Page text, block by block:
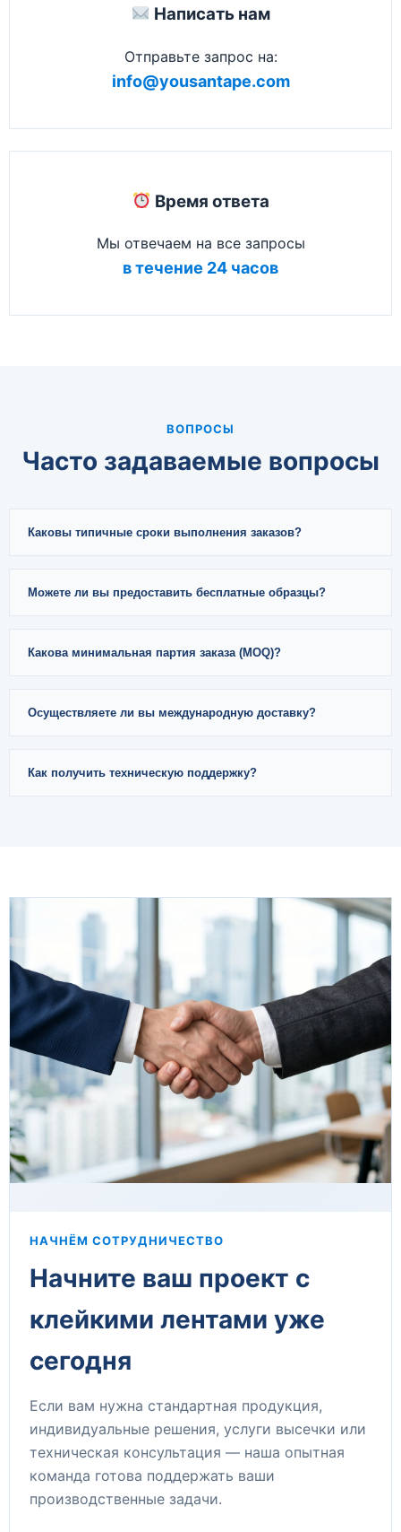
Написать нам
Отправьте запрос на:
info@yousantape.com
Время ответа
Мы отвечаем на все запросы
в течение 24 часов
ВОПРОСЫ
Часто задаваемые вопросы
Каковы типичные сроки выполнения заказов?
Можете ли вы предоставить бесплатные образцы?
Какова минимальная партия заказа (MOQ)?
Осуществляете ли вы международную доставку?
Как получить техническую поддержку?
НАЧНЁМ СОТРУДНИЧЕСТВО
Начните ваш проект с
клейкими лентами уже
сегодня
Если вам нужна стандартная продукция,
индивидуальные решения, услуги высечки или
техническая консультация — наша опытная
команда готова поддержать ваши
производственные задачи.